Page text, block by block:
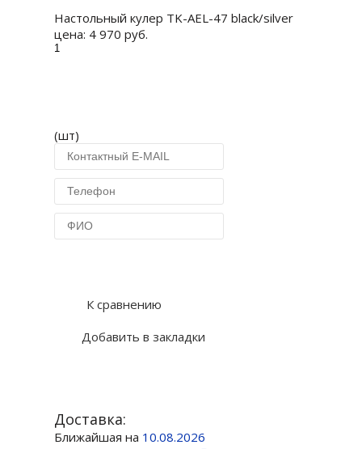
Настольный кулер TK-AEL-47 black/silver
цена: 4 970 руб.
(шт)
К сравнению
Добавить в закладки
Доставка:
Ближайшая на 10.08.2026